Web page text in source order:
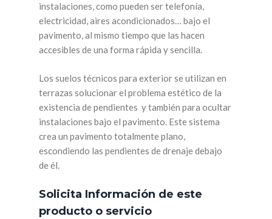
instalaciones, como pueden ser telefonía,
electricidad, aires acondicionados… bajo el
pavimento, al mismo tiempo que las hacen
accesibles de una forma rápida y sencilla.
Los suelos técnicos para exterior se utilizan en
terrazas solucionar el problema estético de la
existencia de pendientes y también para ocultar
instalaciones bajo el pavimento. Este sistema
crea un pavimento totalmente plano,
escondiendo las pendientes de drenaje debajo
de él.
Solicita Información de este
producto o servicio